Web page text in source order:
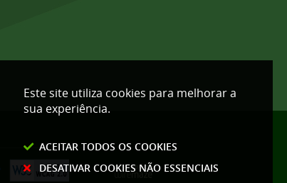
Este site utiliza cookies para melhorar a
sua experiência.
ACEITAR TODOS OS COOKIES
DESATIVAR COOKIES NÃO ESSENCIAIS